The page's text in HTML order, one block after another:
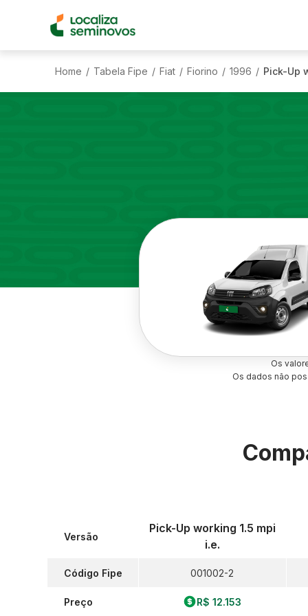
Home / Tabela Fipe / Fiat / Fiorino / 1996 / Pick-Up
Os
Os dados não
Versão
Código Fipe
Preço
Pick-Up working 1.5 mpi
i.e.
001002-2
R$ 12.153